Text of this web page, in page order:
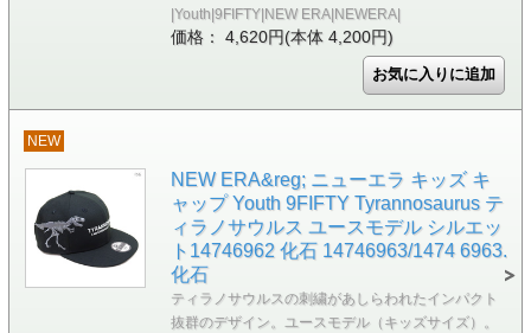
|Youth|9FIFTY|NEW ERA|NEWERA|
価格： 4,620円(本体 4,200円)
NEW
NEW ERA&reg; ニューエラ キッズ キ
ャップ Youth 9FIFTY Tyrannosaurus テ
ィラノサウルス ユースモデル シルエッ
ト14746962 化石 14746963/1474 6963.
化石
ティラノサウルスの刺繍があしらわれたインパクト
抜群のデザイン。ユースモデル（キッズサイズ）。